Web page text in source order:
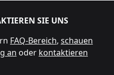
SIE UNS
FAQ-Bereich, schauen
an oder kontaktieren